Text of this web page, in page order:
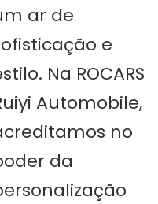
ar de
e
Na ROCARS
Automobile,
no
da